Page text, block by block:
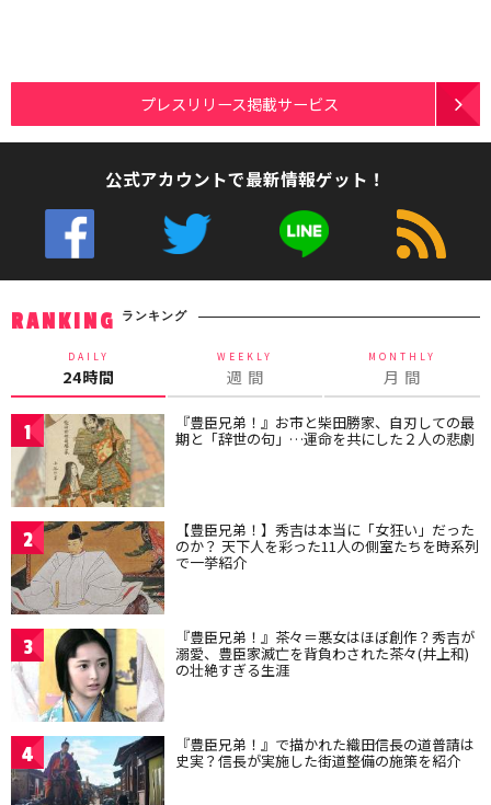
プレスリリース掲載サービス
公式アカウントで最新情報ゲット！
RANKING ランキング
DAILY
24時間
WEEKLY
週 間
MONTHLY
月 間
1 『豊臣兄弟！』お市と柴田勝家、自刃しての最
期と「辞世の句」…運命を共にした２人の悲劇
2 【豊臣兄弟！】秀吉は本当に「女狂い」だった
のか？ 天下人を彩った11人の側室たちを時系列
で一挙紹介
3 『豊臣兄弟！』茶々＝悪女はほぼ創作？秀吉が
溺愛、豊臣家滅亡を背負わされた茶々(井上和)
の壮絶すぎる生涯
4 『豊臣兄弟！』で描かれた織田信長の道普請は
史実？信長が実施した街道整備の施策を紹介